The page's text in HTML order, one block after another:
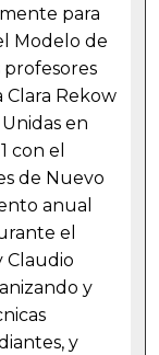
para
Modelo de
profesores
Clara Rekow
en
con el
de Nuevo
anual
el
Claudio
y
y